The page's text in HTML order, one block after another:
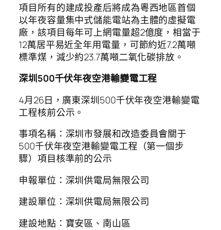
項目所有的建成投產后將成為粵西地區首個
以年夜容量集中式儲能電站為主體的虛擬電
廠，該項目每年可上網電量超2億度，相當于
12萬居平易近全年用電量，可節約近7.2萬噸
標準煤，減少約23.7萬噸二氧化碳排放。
深圳500千伏年夜空港輸變電工程
4月26日，廣東深圳500千伏年夜空港輸變電
工程核前公示。
事項名稱：深圳市發展和改造委員會關于
500千伏年夜空港輸變電工程（第一個步
驟）項目核準前的公示
申報單位：深圳供電局無限公司
建設單位：深圳供電局無限公司
建設地點：寶安區、南山區